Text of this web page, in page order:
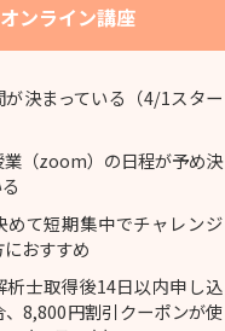
オンライン講座
が決まっている（4/1スター
業（zoom）の日程が予め決
めて短期集中でチャレンジ
におすすめ
析士取得後14日以内申し込
、8,800円割引クーポンが使